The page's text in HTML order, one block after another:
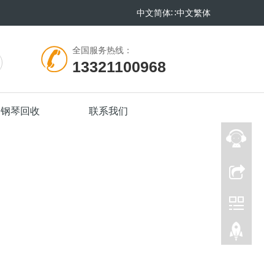
中文繁体
∷
中文简体
全国服务热线：
13321100968
钢琴回收 联系我们